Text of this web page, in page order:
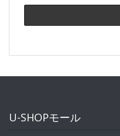
U-SHOPモール